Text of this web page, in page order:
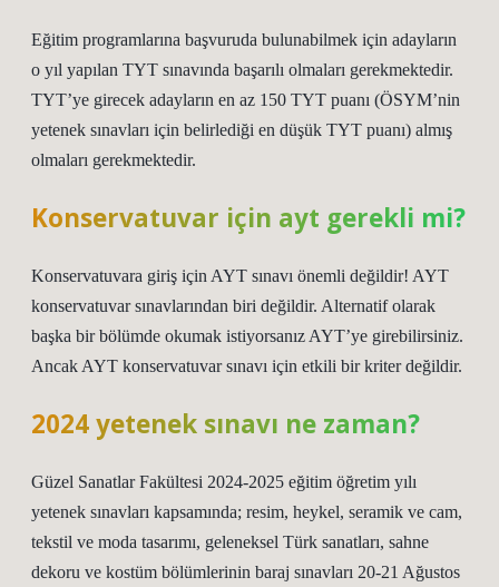
Eğitim programlarına başvuruda bulunabilmek için adayların
o yıl yapılan TYT sınavında başarılı olmaları gerekmektedir.
TYT’ye girecek adayların en az 150 TYT puanı (ÖSYM’nin
yetenek sınavları için belirlediği en düşük TYT puanı) almış
olmaları gerekmektedir.
Konservatuvar için ayt gerekli mi?
Konservatuvara giriş için AYT sınavı önemli değildir! AYT
konservatuvar sınavlarından biri değildir. Alternatif olarak
başka bir bölümde okumak istiyorsanız AYT’ye girebilirsiniz.
Ancak AYT konservatuvar sınavı için etkili bir kriter değildir.
2024 yetenek sınavı ne zaman?
Güzel Sanatlar Fakültesi 2024-2025 eğitim öğretim yılı
yetenek sınavları kapsamında; resim, heykel, seramik ve cam,
tekstil ve moda tasarımı, geleneksel Türk sanatları, sahne
dekoru ve kostüm bölümlerinin baraj sınavları 20-21 Ağustos